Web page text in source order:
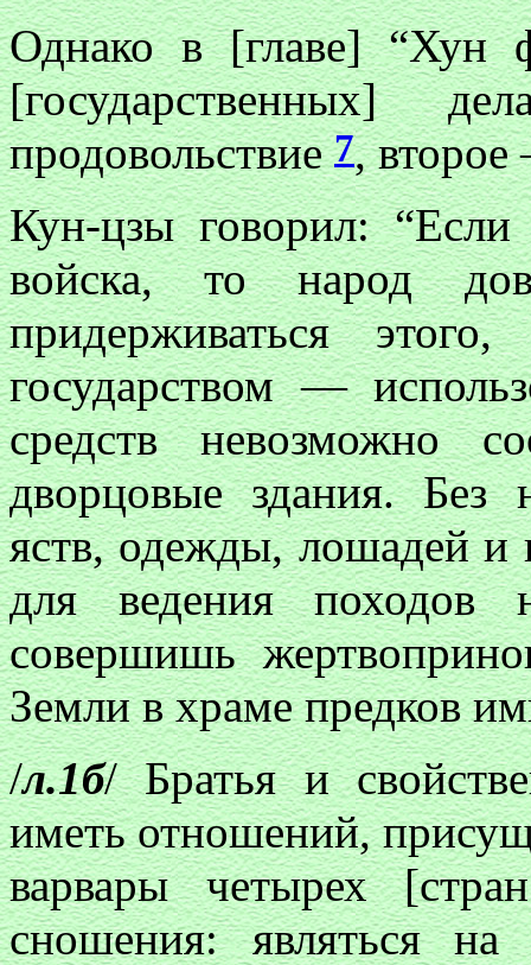
Однако в [главе] “Хун
[государственных]
продовольствие7,
Кун-цзы говорил: “Если
войска, то народ
придерживаться
государством —
средств невозможно
дворцовые здания.
яств, одежды, лошадей и
для ведения походов
совершишь
Земли в храме предков
/л.1б/ Братья и
иметь отношений,
варвары четырех
сношения: являться